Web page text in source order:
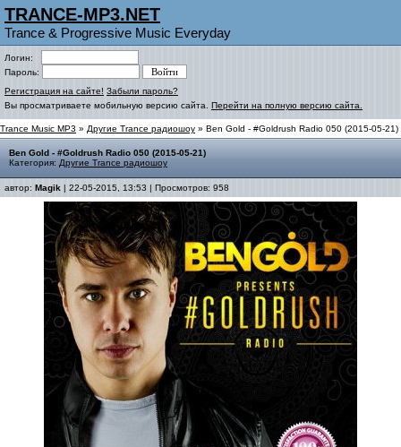
TRANCE-MP3.NET
Trance & Progressive Music Everyday
Логин:
Пароль:
Регистрация на сайте! Забыли пароль?
Вы просматриваете мобильную версию сайта. Перейти на полную версию сайта.
Trance Music MP3 » Другие Trance радиошоу » Ben Gold - #Goldrush Radio 050 (2015-05-21)
Ben Gold - #Goldrush Radio 050 (2015-05-21)
Категория: Другие Trance радиошоу
автор: Magik | 22-05-2015, 13:53 | Просмотров: 958